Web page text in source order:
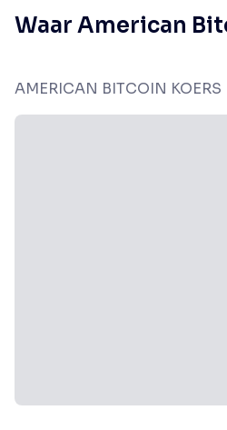
Waar American
AMERICAN BITCOIN KOERS